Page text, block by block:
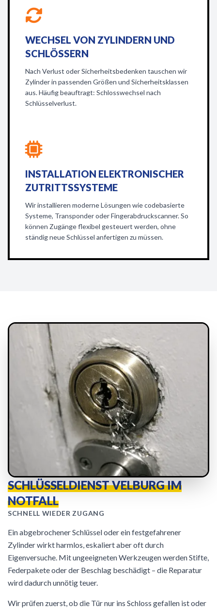
WECHSEL VON ZYLINDERN UND
SCHLÖSSERN
Nach Verlust oder Sicherheitsbedenken tauschen wir
Zylinder in passenden Größen und Sicherheitsklassen
aus. Häufig beauftragt: Schlosswechsel nach
Schlüsselverlust.
INSTALLATION ELEKTRONISCHER
ZUTRITTSSYSTEME
Wir installieren moderne Lösungen wie codebasierte
Systeme, Transponder oder Fingerabdruckscanner. So
können Zugänge flexibel gesteuert werden, ohne
ständig neue Schlüssel anfertigen zu müssen.
SCHLÜSSELDIENST VELBURG IM
NOTFALL
SCHNELL WIEDER ZUGANG
Ein abgebrochener Schlüssel oder ein festgefahrener
Zylinder wirkt harmlos, eskaliert aber oft durch
Eigenversuche. Mit ungeeigneten Werkzeugen werden Stifte,
Federpakete oder der Beschlag beschädigt – die Reparatur
wird dadurch unnötig teuer.
Wir prüfen zuerst, ob die Tür nur ins Schloss gefallen ist oder